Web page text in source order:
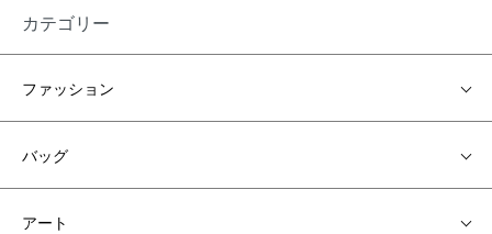
カテゴリー
ファッション
バッグ
アート